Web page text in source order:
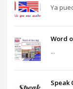
Ya
Word
...
Speak